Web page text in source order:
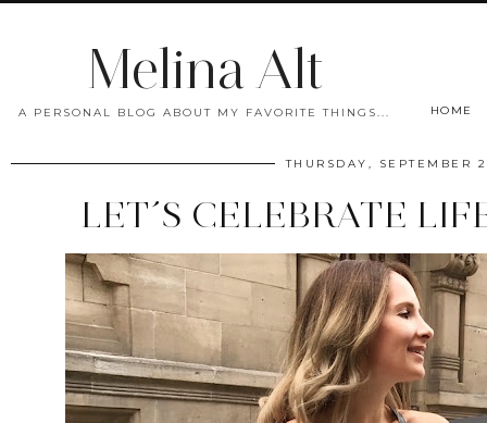
Melina Alt
A PERSONAL BLOG ABOUT MY FAVORITE THINGS... HOME
THURSDAY, SEPTEMBER
LET´S CELEBRATE